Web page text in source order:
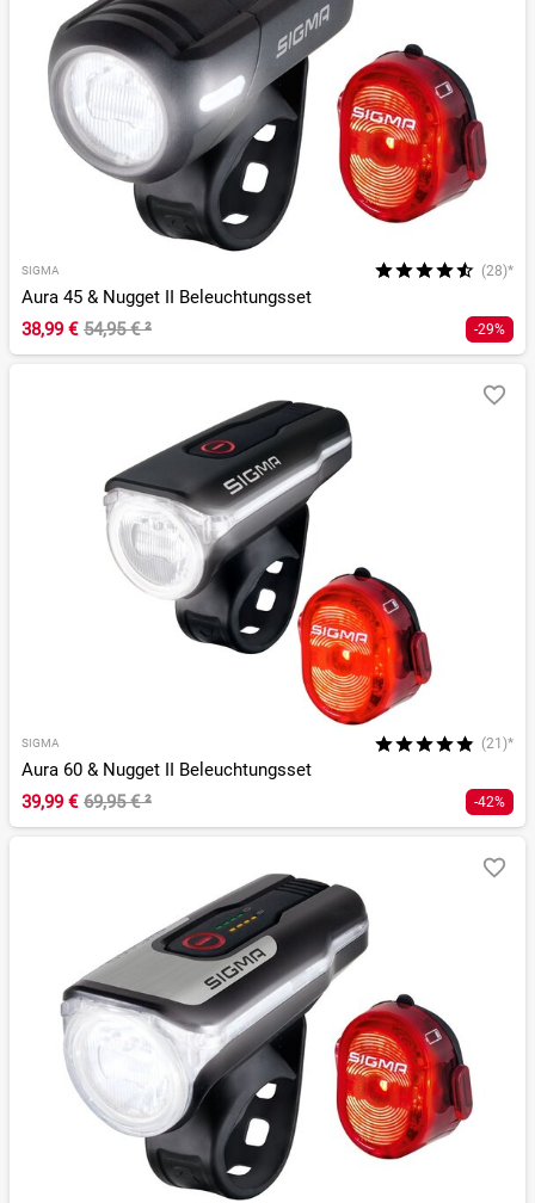
SIGMA (28)*
Aura 45 & Nugget II Beleuchtungsset
38,99 € 54,95 €² -29%
SIGMA (21)*
Aura 60 & Nugget II Beleuchtungsset
39,99 € 69,95 €² -42%